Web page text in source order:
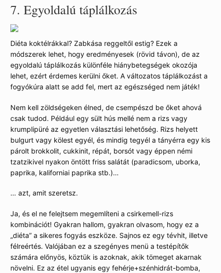
7. Egyoldalú táplálkozás
Diéta koktélrákkal? Zabkása reggeltől estig? Ezek a
módszerek lehet, hogy eredményesek (rövid távon), de az
egyoldalú táplálkozás különféle hiánybetegségek okozója
lehet, ezért érdemes kerülni őket. A változatos táplálkozást a
fogyókúra alatt se add fel, mert az egészséged nem játék!
Nem kell zöldségeken élned, de csempészd be őket ahová
csak tudod. Például egy sült hús mellé nem a rizs vagy
krumplipüré az egyetlen választási lehetőség. Rizs helyett
bulgurt vagy kölest egyél, és mindig tegyél a tányérra egy kis
párolt brokkolit, cukkinit, répát, borsót vagy éppen némi
tzatzikivel nyakon öntött friss salátát (paradicsom, uborka,
paprika, kaliforniai paprika stb.)…
… azt, amit szeretsz.
Ja, és el ne felejtsem megemlíteni a csirkemell-rizs
kombinációt! Gyakran hallom, gyakran olvasom, hogy ez a
„diéta” a sikeres fogyás eszköze. Sajnos ez egy tévhit, illetve
félreértés. Valójában ez a szegényes menü a testépítők
számára előnyös, köztük is azoknak, akik tömeget akarnak
növelni. Ez az étel ugyanis egy fehérje+szénhidrát-bomba,